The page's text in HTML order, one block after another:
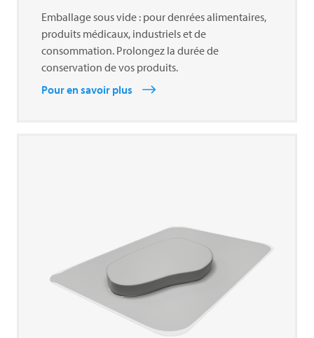
Emballage sous vide : pour denrées alimentaires,
produits médicaux, industriels et de
consommation. Prolongez la durée de
conservation de vos produits.
Pour en savoir plus